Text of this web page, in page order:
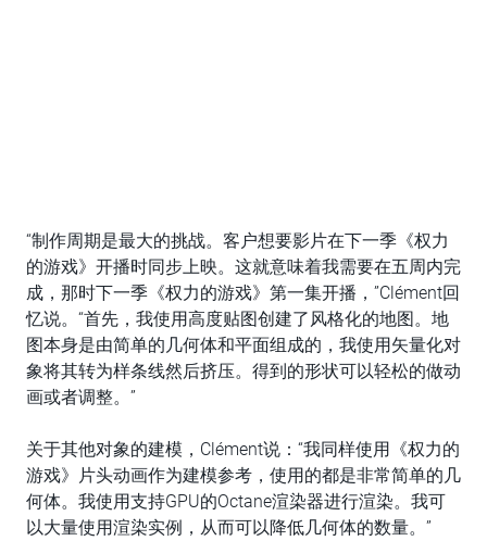
“制作周期是最大的挑战。客户想要影片在下一季《权力
的游戏》开播时同步上映。这就意味着我需要在五周内完
成，那时下一季《权力的游戏》第一集开播，”Clément回
忆说。“首先，我使用高度贴图创建了风格化的地图。地
图本身是由简单的几何体和平面组成的，我使用矢量化对
象将其转为样条线然后挤压。得到的形状可以轻松的做动
画或者调整。”
关于其他对象的建模，Clément说：“我同样使用《权力的
游戏》片头动画作为建模参考，使用的都是非常简单的几
何体。我使用支持GPU的Octane渲染器进行渲染。我可
以大量使用渲染实例，从而可以降低几何体的数量。”